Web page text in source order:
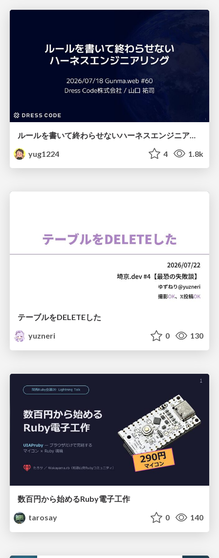
yug1224
4 1.8k
テーブルをDELETEした
yuzneri
0 130
数百円から始めるRuby電子工作
tarosay
0 140